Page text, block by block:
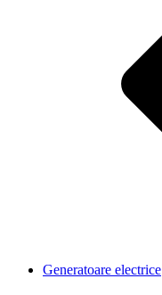
Generatoare electrice